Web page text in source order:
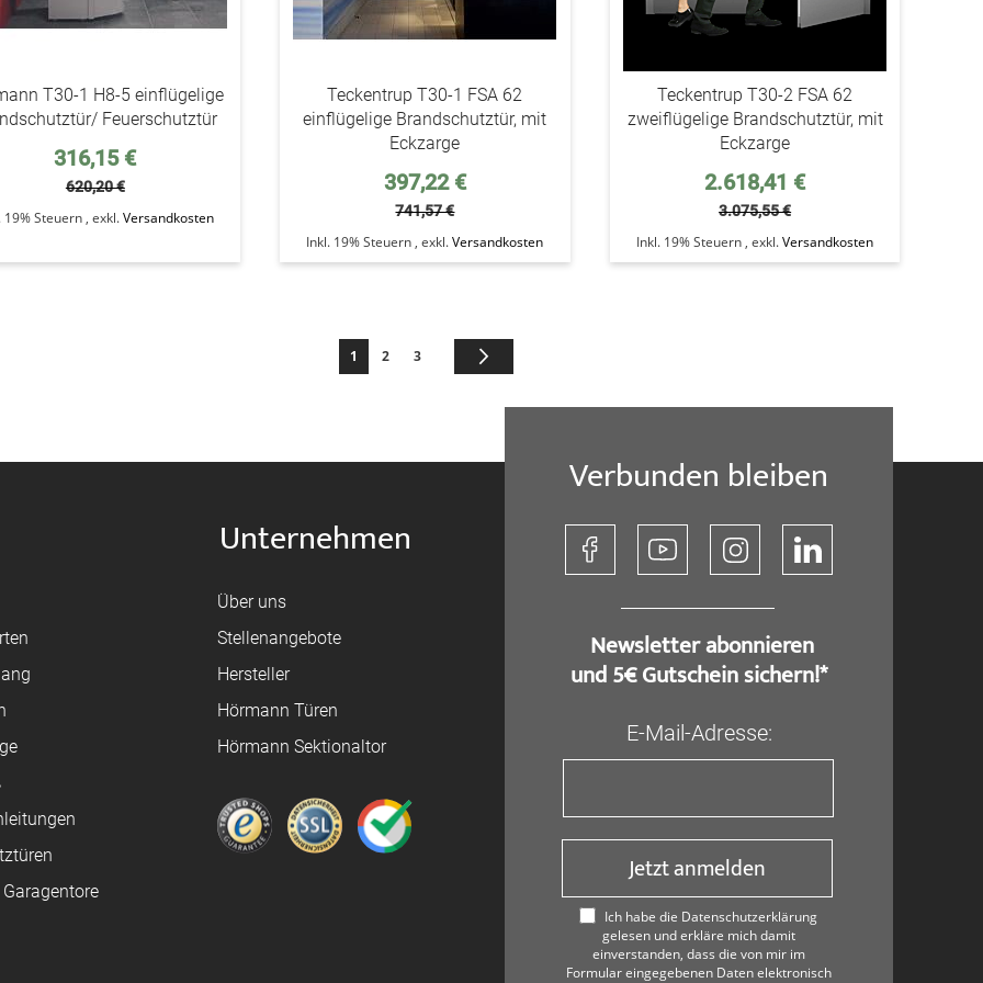
T30-1 H8-5 einflügelige
Feuerschutztür
Sonderpreis
316,15 €
620,20 €
19% Steuern , exkl.Versandkosten
Teckentrup T30-1 FSA 62
einflügelige Brandschutztür, mit
Eckzarge
Sonderpreis
397,22 €
741,57 €
Inkl. 19% Steuern ,exkl.Versandkosten
Teckentrup T30-2 FSA 62
zweiflügelige Brandschutztür, mit
Eckzarge
Sonderpreis
2.618,41 €
3.075,55 €
Inkl. 19% Steuern ,exkl.Versandkosten
Seite
Sie lesen gerade die Seite
1 Seite
2 Seite
3
Unternehmen
Über uns
Stellenangebote
Hersteller
Hörmann Türen
Hörmann Sektionaltor
Verbunden bleiben
​ Newsletter abonnieren
und 5€ Gutschein sichern!*
E-Mail-Adresse:
Jetzt anmelden
Ich habe die Datenschutzerklärung
gelesen und erkläre mich damit
einverstanden, dass die von mir im
Formular eingegebenen Daten elektronisch